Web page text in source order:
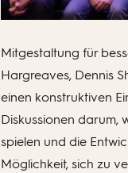
Mitgestaltung für
Hargreaves, Dennis
einen konstruktiven
Diskussionen darum,
spielen und die
Möglichkeit, sich zu